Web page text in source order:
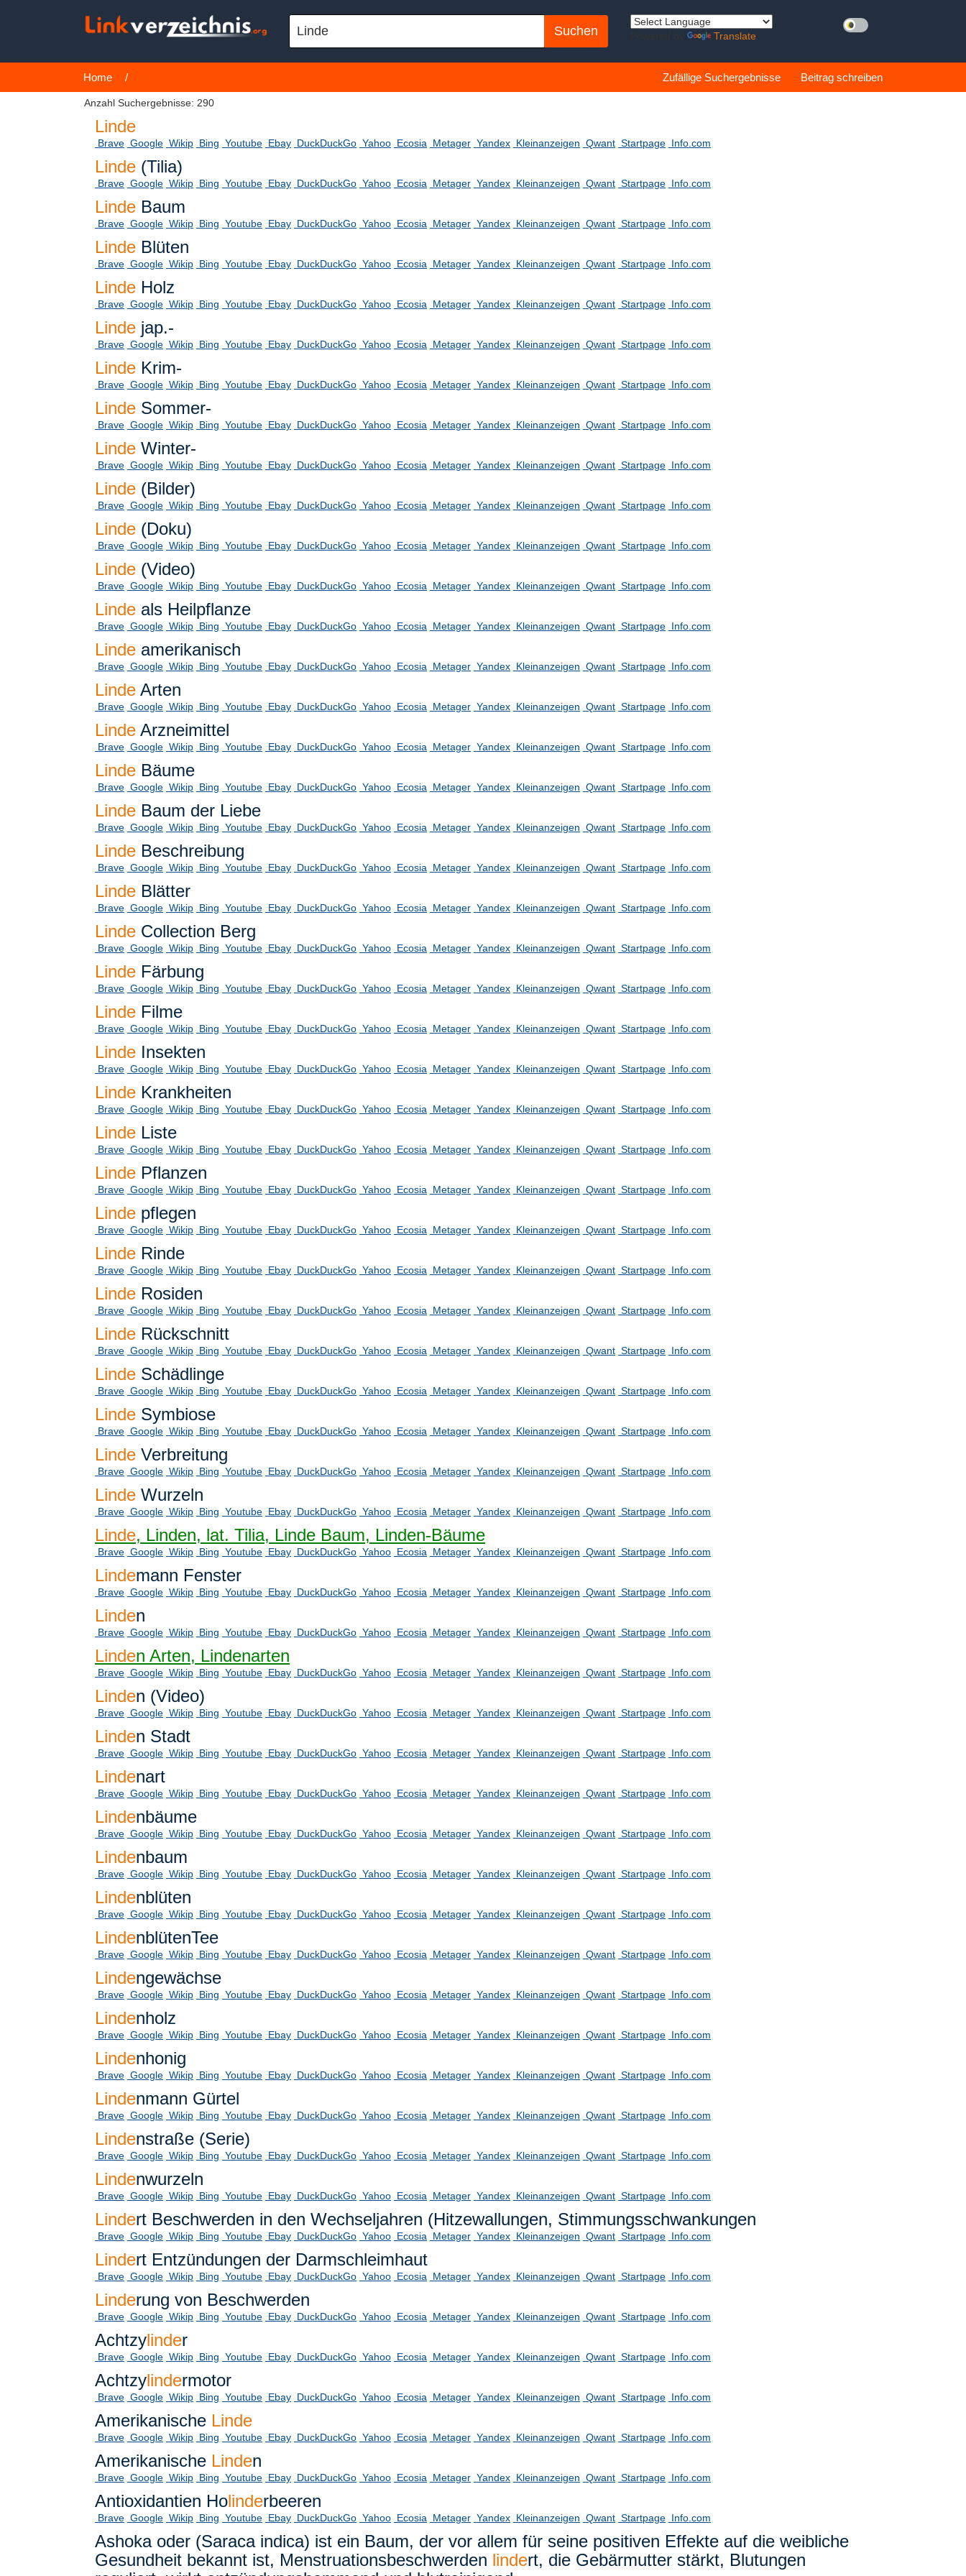
Translate
Home / Beitrag schreiben
Zufällige Suchergebnisse
Anzahl Suchergebnisse: 290
Linde
Brave Google Wikip Bing Youtube Ebay DuckDuckGo Yahoo Ecosia Metager Yandex Kleinanzeigen Qwant Startpage Info.com
Linde (Tilia)
Brave Google Wikip Bing Youtube Ebay DuckDuckGo Yahoo Ecosia Metager Yandex Kleinanzeigen Qwant Startpage Info.com
Linde Baum
Brave Google Wikip Bing Youtube Ebay DuckDuckGo Yahoo Ecosia Metager Yandex Kleinanzeigen Qwant Startpage Info.com
Linde Blüten
Brave Google Wikip Bing Youtube Ebay DuckDuckGo Yahoo Ecosia Metager Yandex Kleinanzeigen Qwant Startpage Info.com
Linde Holz
Brave Google Wikip Bing Youtube Ebay DuckDuckGo Yahoo Ecosia Metager Yandex Kleinanzeigen Qwant Startpage Info.com
Linde jap.-
Brave Google Wikip Bing Youtube Ebay DuckDuckGo Yahoo Ecosia Metager Yandex Kleinanzeigen Qwant Startpage Info.com
Linde Krim-
Brave Google Wikip Bing Youtube Ebay DuckDuckGo Yahoo Ecosia Metager Yandex Kleinanzeigen Qwant Startpage Info.com
Linde Sommer-
Brave Google Wikip Bing Youtube Ebay DuckDuckGo Yahoo Ecosia Metager Yandex Kleinanzeigen Qwant Startpage Info.com
Linde Winter-
Brave Google Wikip Bing Youtube Ebay DuckDuckGo Yahoo Ecosia Metager Yandex Kleinanzeigen Qwant Startpage Info.com
Linde (Bilder)
Brave Google Wikip Bing Youtube Ebay DuckDuckGo Yahoo Ecosia Metager Yandex Kleinanzeigen Qwant Startpage Info.com
Linde (Doku)
Brave Google Wikip Bing Youtube Ebay DuckDuckGo Yahoo Ecosia Metager Yandex Kleinanzeigen Qwant Startpage Info.com
Linde (Video)
Brave Google Wikip Bing Youtube Ebay DuckDuckGo Yahoo Ecosia Metager Yandex Kleinanzeigen Qwant Startpage Info.com
Linde als Heilpflanze
Brave Google Wikip Bing Youtube Ebay DuckDuckGo Yahoo Ecosia Metager Yandex Kleinanzeigen Qwant Startpage Info.com
Linde amerikanisch
Brave Google Wikip Bing Youtube Ebay DuckDuckGo Yahoo Ecosia Metager Yandex Kleinanzeigen Qwant Startpage Info.com
Linde Arten
Brave Google Wikip Bing Youtube Ebay DuckDuckGo Yahoo Ecosia Metager Yandex Kleinanzeigen Qwant Startpage Info.com
Linde Arzneimittel
Brave Google Wikip Bing Youtube Ebay DuckDuckGo Yahoo Ecosia Metager Yandex Kleinanzeigen Qwant Startpage Info.com
Linde Bäume
Brave Google Wikip Bing Youtube Ebay DuckDuckGo Yahoo Ecosia Metager Yandex Kleinanzeigen Qwant Startpage Info.com
Linde Baum der Liebe
Brave Google Wikip Bing Youtube Ebay DuckDuckGo Yahoo Ecosia Metager Yandex Kleinanzeigen Qwant Startpage Info.com
Linde Beschreibung
Brave Google Wikip Bing Youtube Ebay DuckDuckGo Yahoo Ecosia Metager Yandex Kleinanzeigen Qwant Startpage Info.com
Linde Blätter
Brave Google Wikip Bing Youtube Ebay DuckDuckGo Yahoo Ecosia Metager Yandex Kleinanzeigen Qwant Startpage Info.com
Linde Collection Berg
Brave Google Wikip Bing Youtube Ebay DuckDuckGo Yahoo Ecosia Metager Yandex Kleinanzeigen Qwant Startpage Info.com
Linde Färbung
Brave Google Wikip Bing Youtube Ebay DuckDuckGo Yahoo Ecosia Metager Yandex Kleinanzeigen Qwant Startpage Info.com
Linde Filme
Brave Google Wikip Bing Youtube Ebay DuckDuckGo Yahoo Ecosia Metager Yandex Kleinanzeigen Qwant Startpage Info.com
Linde Insekten
Brave Google Wikip Bing Youtube Ebay DuckDuckGo Yahoo Ecosia Metager Yandex Kleinanzeigen Qwant Startpage Info.com
Linde Krankheiten
Brave Google Wikip Bing Youtube Ebay DuckDuckGo Yahoo Ecosia Metager Yandex Kleinanzeigen Qwant Startpage Info.com
Linde Liste
Brave Google Wikip Bing Youtube Ebay DuckDuckGo Yahoo Ecosia Metager Yandex Kleinanzeigen Qwant Startpage Info.com
Linde Pflanzen
Brave Google Wikip Bing Youtube Ebay DuckDuckGo Yahoo Ecosia Metager Yandex Kleinanzeigen Qwant Startpage Info.com
Linde pflegen
Brave Google Wikip Bing Youtube Ebay DuckDuckGo Yahoo Ecosia Metager Yandex Kleinanzeigen Qwant Startpage Info.com
Linde Rinde
Brave Google Wikip Bing Youtube Ebay DuckDuckGo Yahoo Ecosia Metager Yandex Kleinanzeigen Qwant Startpage Info.com
Linde Rosiden
Brave Google Wikip Bing Youtube Ebay DuckDuckGo Yahoo Ecosia Metager Yandex Kleinanzeigen Qwant Startpage Info.com
Linde Rückschnitt
Brave Google Wikip Bing Youtube Ebay DuckDuckGo Yahoo Ecosia Metager Yandex Kleinanzeigen Qwant Startpage Info.com
Linde Schädlinge
Brave Google Wikip Bing Youtube Ebay DuckDuckGo Yahoo Ecosia Metager Yandex Kleinanzeigen Qwant Startpage Info.com
Linde Symbiose
Brave Google Wikip Bing Youtube Ebay DuckDuckGo Yahoo Ecosia Metager Yandex Kleinanzeigen Qwant Startpage Info.com
Linde Verbreitung
Brave Google Wikip Bing Youtube Ebay DuckDuckGo Yahoo Ecosia Metager Yandex Kleinanzeigen Qwant Startpage Info.com
Linde Wurzeln
Brave Google Wikip Bing Youtube Ebay DuckDuckGo Yahoo Ecosia Metager Yandex Kleinanzeigen Qwant Startpage Info.com
Linde, Linden, lat. Tilia, Linde Baum, Linden-Bäume
Brave Google Wikip Bing Youtube Ebay DuckDuckGo Yahoo Ecosia Metager Yandex Kleinanzeigen Qwant Startpage Info.com
Lindemann Fenster
Brave Google Wikip Bing Youtube Ebay DuckDuckGo Yahoo Ecosia Metager Yandex Kleinanzeigen Qwant Startpage Info.com
Linden
Brave Google Wikip Bing Youtube Ebay DuckDuckGo Yahoo Ecosia Metager Yandex Kleinanzeigen Qwant Startpage Info.com
Linden Arten, Lindenarten
Brave Google Wikip Bing Youtube Ebay DuckDuckGo Yahoo Ecosia Metager Yandex Kleinanzeigen Qwant Startpage Info.com
Linden (Video)
Brave Google Wikip Bing Youtube Ebay DuckDuckGo Yahoo Ecosia Metager Yandex Kleinanzeigen Qwant Startpage Info.com
Linden Stadt
Brave Google Wikip Bing Youtube Ebay DuckDuckGo Yahoo Ecosia Metager Yandex Kleinanzeigen Qwant Startpage Info.com
Lindenart
Brave Google Wikip Bing Youtube Ebay DuckDuckGo Yahoo Ecosia Metager Yandex Kleinanzeigen Qwant Startpage Info.com
Lindenbäume
Brave Google Wikip Bing Youtube Ebay DuckDuckGo Yahoo Ecosia Metager Yandex Kleinanzeigen Qwant Startpage Info.com
Lindenbaum
Brave Google Wikip Bing Youtube Ebay DuckDuckGo Yahoo Ecosia Metager Yandex Kleinanzeigen Qwant Startpage Info.com
Lindenblüten
Brave Google Wikip Bing Youtube Ebay DuckDuckGo Yahoo Ecosia Metager Yandex Kleinanzeigen Qwant Startpage Info.com
LindenblütenTee
Brave Google Wikip Bing Youtube Ebay DuckDuckGo Yahoo Ecosia Metager Yandex Kleinanzeigen Qwant Startpage Info.com
Lindengewächse
Brave Google Wikip Bing Youtube Ebay DuckDuckGo Yahoo Ecosia Metager Yandex Kleinanzeigen Qwant Startpage Info.com
Lindenholz
Brave Google Wikip Bing Youtube Ebay DuckDuckGo Yahoo Ecosia Metager Yandex Kleinanzeigen Qwant Startpage Info.com
Lindenhonig
Brave Google Wikip Bing Youtube Ebay DuckDuckGo Yahoo Ecosia Metager Yandex Kleinanzeigen Qwant Startpage Info.com
Lindenmann Gürtel
Brave Google Wikip Bing Youtube Ebay DuckDuckGo Yahoo Ecosia Metager Yandex Kleinanzeigen Qwant Startpage Info.com
Lindenstraße (Serie)
Brave Google Wikip Bing Youtube Ebay DuckDuckGo Yahoo Ecosia Metager Yandex Kleinanzeigen Qwant Startpage Info.com
Lindenwurzeln
Brave Google Wikip Bing Youtube Ebay DuckDuckGo Yahoo Ecosia Metager Yandex Kleinanzeigen Qwant Startpage Info.com
Lindert Beschwerden in den Wechseljahren (Hitzewallungen, Stimmungsschwankungen
Brave Google Wikip Bing Youtube Ebay DuckDuckGo Yahoo Ecosia Metager Yandex Kleinanzeigen Qwant Startpage Info.com
Lindert Entzündungen der Darmschleimhaut
Brave Google Wikip Bing Youtube Ebay DuckDuckGo Yahoo Ecosia Metager Yandex Kleinanzeigen Qwant Startpage Info.com
Linderung von Beschwerden
Brave Google Wikip Bing Youtube Ebay DuckDuckGo Yahoo Ecosia Metager Yandex Kleinanzeigen Qwant Startpage Info.com
Achtzylinder
Brave Google Wikip Bing Youtube Ebay DuckDuckGo Yahoo Ecosia Metager Yandex Kleinanzeigen Qwant Startpage Info.com
Achtzylindermotor
Brave Google Wikip Bing Youtube Ebay DuckDuckGo Yahoo Ecosia Metager Yandex Kleinanzeigen Qwant Startpage Info.com
Amerikanische Linde
Brave Google Wikip Bing Youtube Ebay DuckDuckGo Yahoo Ecosia Metager Yandex Kleinanzeigen Qwant Startpage Info.com
Amerikanische Linden
Brave Google Wikip Bing Youtube Ebay DuckDuckGo Yahoo Ecosia Metager Yandex Kleinanzeigen Qwant Startpage Info.com
Antioxidantien Holinderbeeren
Brave Google Wikip Bing Youtube Ebay DuckDuckGo Yahoo Ecosia Metager Yandex Kleinanzeigen Qwant Startpage Info.com
Ashoka oder (Saraca indica) ist ein Baum, der vor allem für seine positiven Effekte auf die weibliche
Gesundheit bekannt ist, Menstruationsbeschwerden lindert, die Gebärmutter stärkt, Blutungen